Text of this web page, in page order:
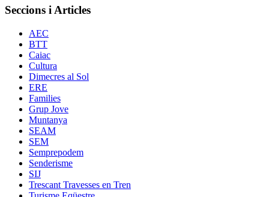
Seccions i Articles
AEC
BTT
Caiac
Cultura
Dimecres al Sol
ERE
Families
Grup Jove
Muntanya
SEAM
SEM
Semprepodem
Senderisme
SIJ
Trescant Travesses en Tren